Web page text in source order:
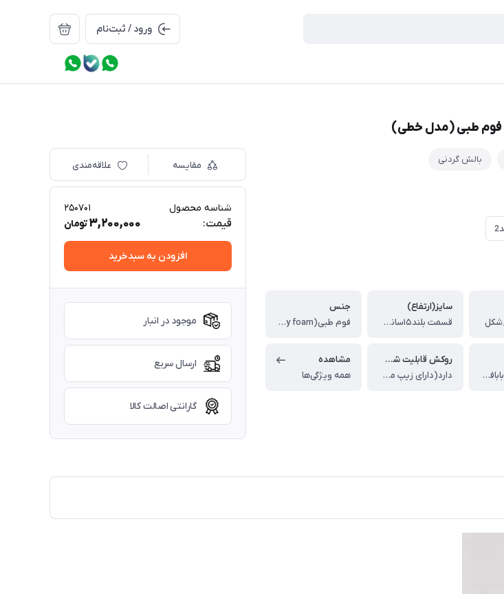
ورود / ثبت‌نام
فوم طبی (مدل خطی)
بالش گردنی
سایز(ارتفاع)
قسمت بلند۱۵سانت ، قسمت کوتاه۱۰سانت ، قسمت قوس۸سانت
جنس
فوم طبی(Memory foam)
پارچه وارداتی بابافت خطی،نرم ولطیف
روکش قابلیت شست وشو
دارد(دارای زیپ مخفی)
مشاهده
همه ویژگی‌ها
مقایسه علاقه‌مندی
شناسه محصول 250701
قیمت: 3,200,000تومان
افزودن به سبدخرید
موجود در انبار
ارسال سریع
گارانتی اصالت کالا